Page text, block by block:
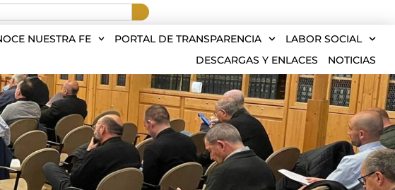
NUESTRA FE PORTAL DE TRANSPARENCIA
LABOR SOCIAL
DESCARGAS Y ENLACES
NOTICIAS